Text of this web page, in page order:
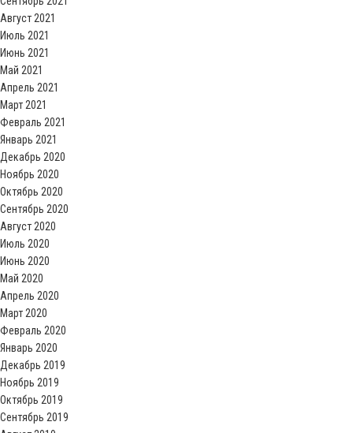
Август 2021
Июль 2021
Июнь 2021
Май 2021
Апрель 2021
Март 2021
Февраль 2021
Январь 2021
Декабрь 2020
Ноябрь 2020
Октябрь 2020
Сентябрь 2020
Август 2020
Июль 2020
Июнь 2020
Май 2020
Апрель 2020
Март 2020
Февраль 2020
Январь 2020
Декабрь 2019
Ноябрь 2019
Октябрь 2019
Сентябрь 2019